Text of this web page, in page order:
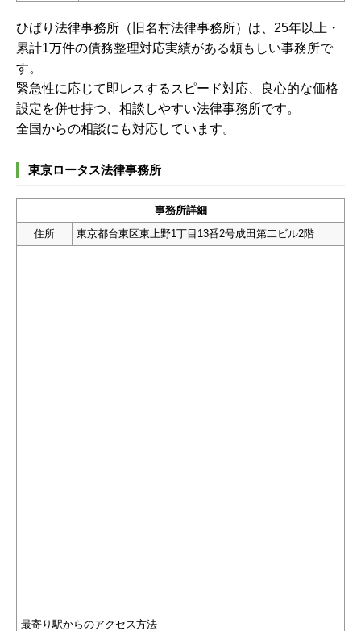
ひばり法律事務所（旧名村法律事務所）は、25年以上・
累計1万件の債務整理対応実績がある頼もしい事務所で
す。
緊急性に応じて即レスするスピード対応、良心的な価格
設定を併せ持つ、相談しやすい法律事務所です。
全国からの相談にも対応しています。
東京ロータス法律事務所
事務所詳細
住所
東京都台東区東上野1丁目13番2号成田第二ビル2階
最寄り駅からのアクセス方法